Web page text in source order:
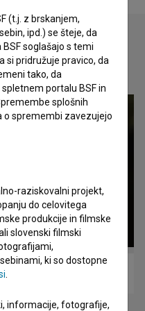
si
glasbe (2021)
(t.j. z brskanjem,
ipd.) se šteje, da
soglašajo s temi
si pridružuje pravico, da
tako, da
portalu BSF in
splošnih
o spremembi zavezujejo
raziskovalni projekt,
do celovitega
produkcije in filmske
slovenski filmski
ki so dostopne
informacije, fotografije,